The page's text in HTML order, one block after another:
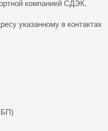
компанией СДЭК.
указанному в контактах